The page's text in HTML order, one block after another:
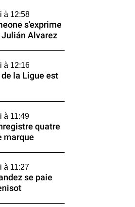
à 12:58
s'exprime
Julián Alvarez
à 12:16
de la Ligue est
à 11:49
quatre
marque
à 11:27
se paie